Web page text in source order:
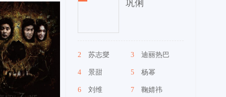
巩俐
2 苏志燮 3 迪丽热巴
4 景甜 5 杨幂
6 刘维 7 鞠婧祎